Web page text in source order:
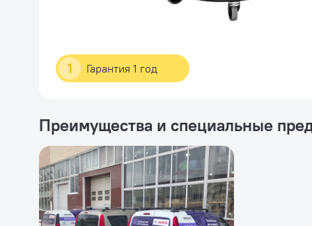
1 Гарантия 1 год
Преимущества и специальные